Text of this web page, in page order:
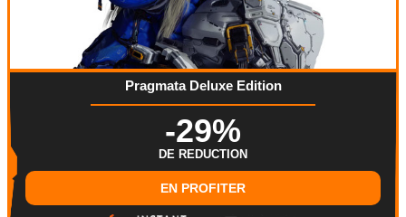
Pragmata Deluxe Edition
-29%
DE REDUCTION
EN PROFITER